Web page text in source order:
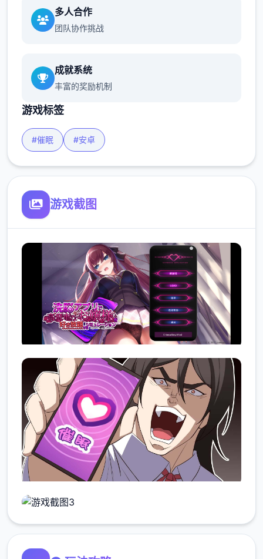
多人合作
团队协作挑战
成就系统
丰富的奖励机制
游戏标签
#催眠 #安卓
游戏截图